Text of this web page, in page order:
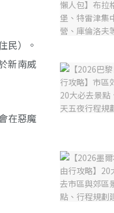
民）。
新南威
在惡魔